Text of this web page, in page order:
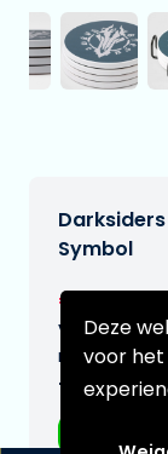
Deze
voor
Symbol
€16,95
n.v.t.
Type: